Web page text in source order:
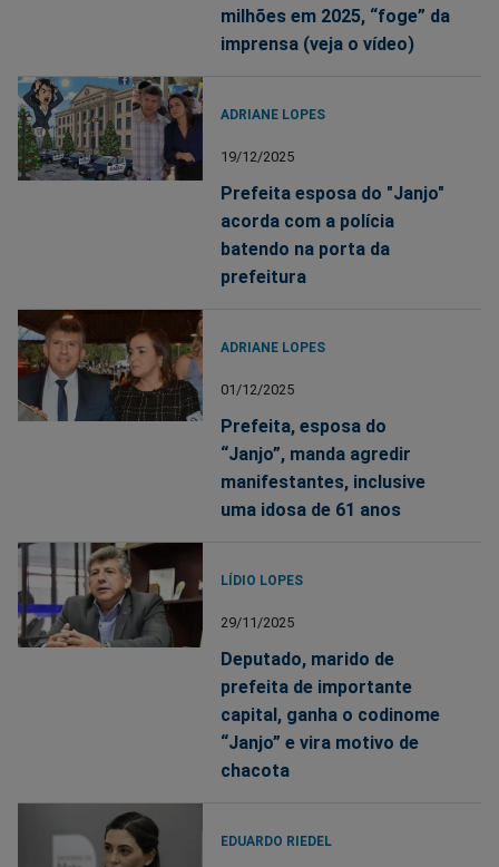
milhões em 2025, “foge” da
imprensa (veja o vídeo)
ADRIANE LOPES
19/12/2025
Prefeita esposa do "Janjo"
acorda com a polícia
batendo na porta da
prefeitura
ADRIANE LOPES
01/12/2025
Prefeita, esposa do
“Janjo”, manda agredir
manifestantes, inclusive
uma idosa de 61 anos
LÍDIO LOPES
29/11/2025
Deputado, marido de
prefeita de importante
capital, ganha o codinome
“Janjo” e vira motivo de
chacota
EDUARDO RIEDEL